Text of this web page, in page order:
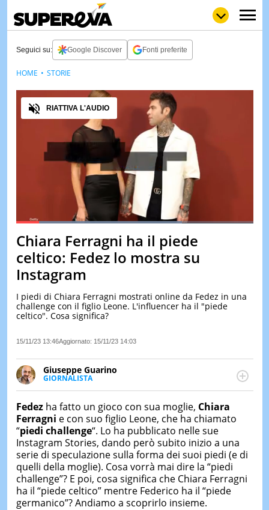
LOLGULP
LOVENEWS
TEST
DI
Seguici su: Google Discover Fonti preferite
PauseUnmute
Loaded:70.08%
Audio
RIATTIVA L'AUDIO
Chiara Ferragni ha il piede
celtico: Fedez lo mostra su
Instagram
I piedi di Chiara Ferragni mostrati online da Fedez in una
challenge con il figlio Leone. L'influencer ha il "piede
celtico". Cosa significa?
15/11/23 13:46Aggiornato: 15/11/23 14:03
Giuseppe Guarino
GIORNALISTA
Ph(D) in Diritto Comparato e processi di
integrazione e attivo nel campo della ricerca, in
particolare sulla Storia contemporanea di America
Latina e Spagna. Collabora con numerose testate ed
è presidente dell'Associazione Culturale "La
Biblioteca del Sannio".
HOME STORIE
Fedezha fatto un gioco con sua moglie, Chiara
Ferragni e con suo figlio Leone, che ha chiamato
“piedi challenge“. Lo ha pubblicato nelle sue
Instagram Stories, dando però subito inizio a una
serie di speculazione sulla forma dei suoi piedi (e di
quelli della moglie). Cosa vorrà mai dire la “piedi
challenge”? E poi, cosa significa che Chiara Ferragni
ha il “piede celtico” mentre Federico ha il “piede
germanico”? Andiamo a scoprirlo insieme.